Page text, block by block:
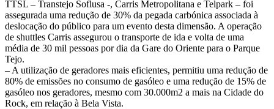
TTSL – Transtejo Soflusa -, Carris Metropolitana e Telpark – foi
assegurada uma redução de 30% da pegada carbónica associada à
deslocação do público para um evento desta dimensão. A operação
de shuttles Carris assegurou o transporte de ida e volta de uma
média de 30 mil pessoas por dia da Gare do Oriente para o Parque
Tejo.
– A utilização de geradores mais eficientes, permitiu uma redução de
80% de emissões no consumo de gasóleo e uma redução de 15% de
gasóleo nos geradores, mesmo com 30.000m2 a mais na Cidade do
Rock, em relação à Bela Vista.